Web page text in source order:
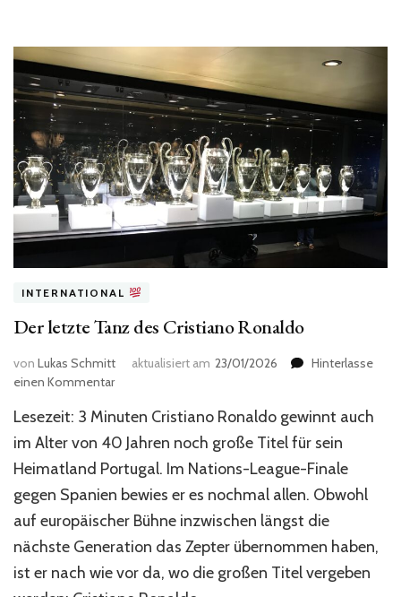
INTERNATIONAL
Der letzte Tanz des Cristiano Ronaldo
von Lukas Schmitt aktualisiert am 23/01/2026
Hinterlasse
einen Kommentarzu
letzte
Tanz
des
Cristiano
Ronaldo
Lesezeit: 3 Minuten Cristiano Ronaldo gewinnt auch
im Alter von 40 Jahren noch große Titel für sein
Heimatland Portugal. Im Nations-League-Finale
gegen Spanien bewies er es nochmal allen. Obwohl
auf europäischer Bühne inzwischen längst die
nächste Generation das Zepter übernommen haben,
ist er nach wie vor da, wo die großen Titel vergeben